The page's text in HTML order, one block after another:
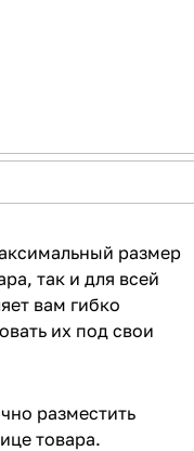
размер
так и для всей
вам гибко
их под свои
разместить
товара.